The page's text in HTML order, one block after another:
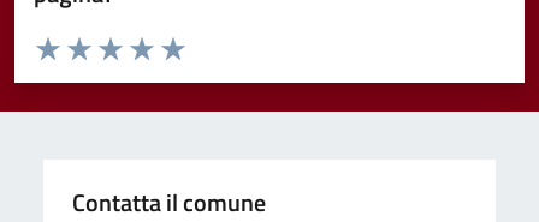
Valuta da 1 a 5 stelle la pagina
Valuta 5 stelle su 5
Valuta 4 stelle su 5
Valuta 3 stelle su 5
Valuta 2 stelle su 5
Valuta 1 stelle su 5
Contatta il comune